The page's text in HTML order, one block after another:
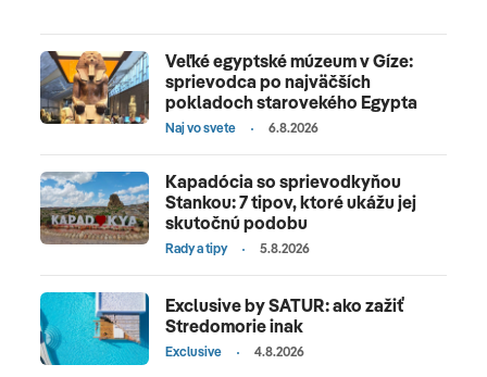
Veľké egyptské múzeum v Gíze:
sprievodca po najväčších
pokladoch starovekého Egypta
Naj vo svete 6.8.2026
Kapadócia so sprievodkyňou
Stankou: 7 tipov, ktoré ukážu jej
skutočnú podobu
Rady a tipy 5.8.2026
Exclusive by SATUR: ako zažiť
Stredomorie inak
Exclusive 4.8.2026